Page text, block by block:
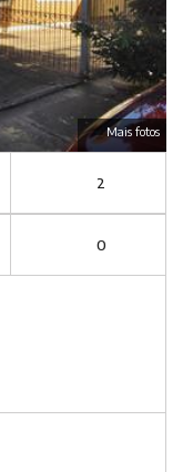
Mais fotos
2
0